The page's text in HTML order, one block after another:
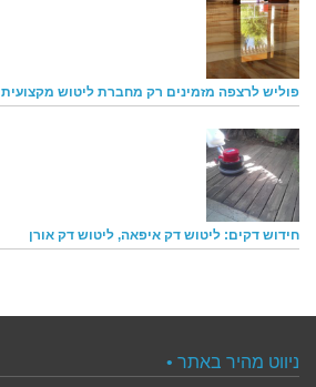
פוליש לרצפה מזמינים רק מחברת ליטוש מקצועית
חידוש דקים: ליטוש דק איפאה, ליטוש דק אורן
ניווט מהיר באתר •